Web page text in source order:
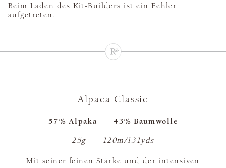
Beim Laden des Kit-Builders ist ein Fehler
aufgetreten.
Alpaca Classic
57% Alpaka 43% Baumwolle
25g 120m/131yds
Mit seiner feinen Stärke und der intensiven